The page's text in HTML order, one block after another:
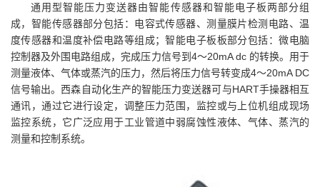
通用型智能压力变送器由智能传感器和智能电子板两部分组
成，智能传感器部分包括：电容式传感器、测量膜片检测电路、温
度传感器和温度补偿电路等组成；智能电子板板部分包括：微电脑
控制器及外围电路组成，完成压力信号到4～20mA dc 的转换。用于
测量液体、气体或蒸汽的压力，然后将压力信号转变成4～20mA DC
信号输出。西森自动化生产的智能压力变送器可与HART手操器相互
通讯，通过它进行设定，调整压力范围，监控或与上位机组成现场
监控系统，它广泛应用于工业管道中弱腐蚀性液体、气体、蒸汽的
测量和控制系统。